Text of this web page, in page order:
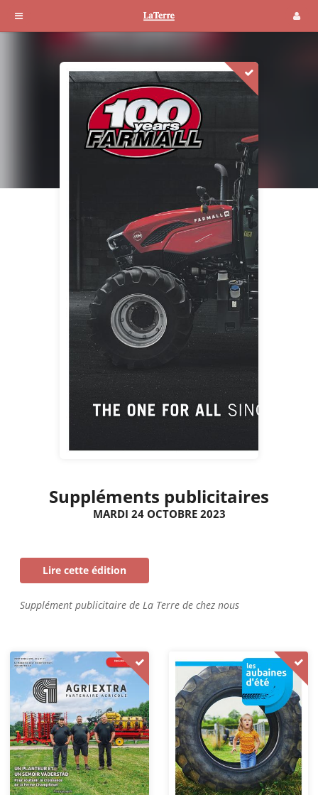
Suppléments publicitaires
MARDI 24 OCTOBRE 2023
Lire cette édition
Supplément publicitaire de La Terre de chez nous